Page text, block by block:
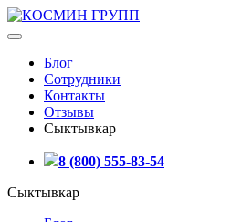
Блог
Сотрудники
Контакты
Отзывы
Сыктывкар
8 (800) 555-83-54
Сыктывкар